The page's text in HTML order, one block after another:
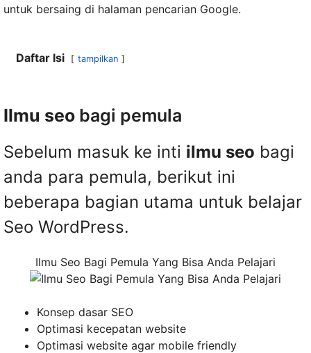
untuk bersaing di halaman pencarian Google.
Daftar Isi tampilkan
Ilmu seo bagi pemula
Sebelum masuk ke inti ilmu seo bagi
anda para pemula, berikut ini
beberapa bagian utama untuk belajar
Seo WordPress.
Ilmu Seo Bagi Pemula Yang Bisa Anda Pelajari
Konsep dasar SEO
Optimasi kecepatan website
Optimasi website agar mobile friendly